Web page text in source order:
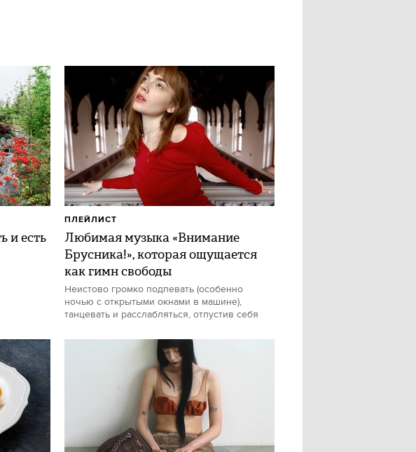
и есть
Любимая музыка «Внимание
Брусника!», которая ощущается
как гимн свободы
Неистово громко подпевать (особенно
ночью с открытыми окнами в машине),
танцевать и расслабляться, отпустив себя
ПЛЕЙЛИСТ